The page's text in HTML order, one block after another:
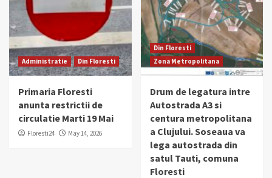
Administratie Din Floresti
Primaria Floresti
anunta restrictii de
circulatie Marti 19 Mai
Floresti24 May 14, 2026
Din Floresti
Zona Metropolitana
Drum de legatura intre
Autostrada A3 si
centura metropolitana
a Clujului. Soseaua va
lega autostrada din
satul Tauti, comuna
Floresti